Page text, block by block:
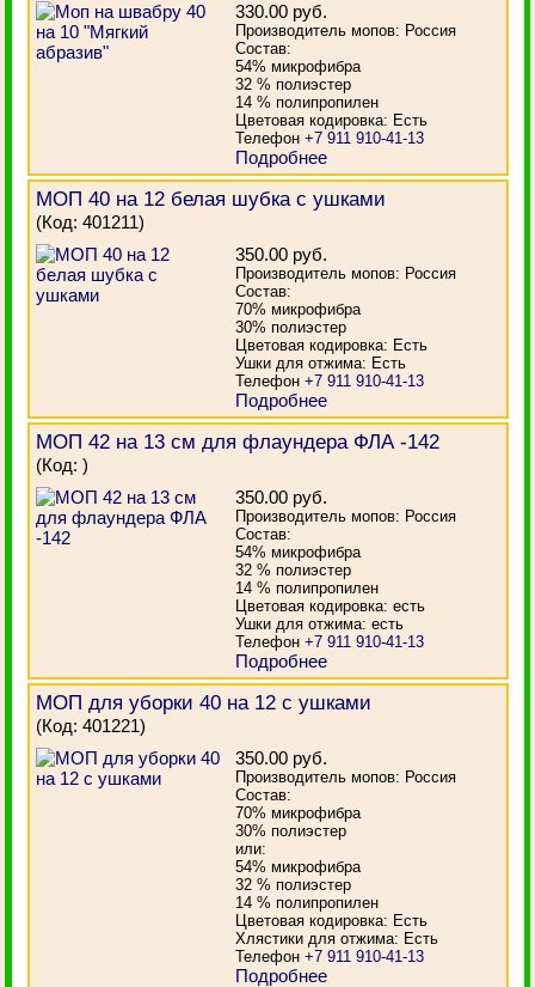
330.00 руб.
Производитель мопов: Россия
Состав:
54% микрофибра
32 % полиэстер
14 % полипропилен
Цветовая кодировка: Есть
Телефон+7 911 910-41-13
Подробнее
МОП 40 на 12 белая шубка с ушками
(Код:401211)
350.00 руб.
Производитель мопов: Россия
Состав:
70% микрофибра
30% полиэстер
Цветовая кодировка: Есть
Ушки для отжима: Есть
Телефон+7 911 910-41-13
Подробнее
МОП 42 на 13 см для флаундера ФЛА -142
(Код:)
350.00 руб.
Производитель мопов: Россия
Состав:
54% микрофибра
32 % полиэстер
14 % полипропилен
Цветовая кодировка: есть
Ушки для отжима: есть
Телефон+7 911 910-41-13
Подробнее
МОП для уборки 40 на 12 с ушками
(Код:401221)
350.00 руб.
Производитель мопов: Россия
Состав:
70% микрофибра
30% полиэстер
или:
54% микрофибра
32 % полиэстер
14 % полипропилен
Цветовая кодировка: Есть
Хлястики для отжима: Есть
Телефон+7 911 910-41-13
Подробнее